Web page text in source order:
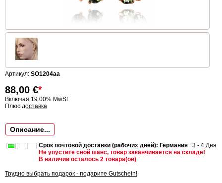
Артикул: SO1204aa
88,00 €*
Включая 19.00% MwSt
Плюс доставка
Описание...
Срок почтовой доставки (рабочих дней): Германия 3 - 4 Дня
Не упустите свой шанс, товар заканчивается на складе!
В наличии осталось 2 товара(ов)
Трудно выбрать подарок - подарите Gutschein!